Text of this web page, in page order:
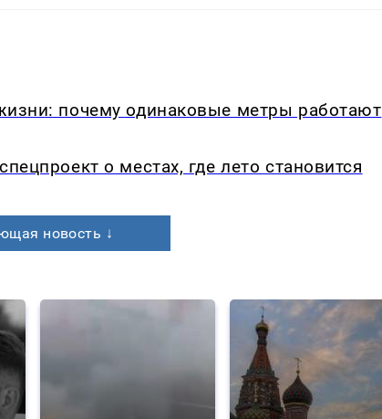
почему одинаковые метры работают
о местах, где лето становится
новость ↓